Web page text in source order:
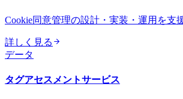
Cookie同意管理の設計・実装・運用を支
詳しく見る
データ
タグアセスメントサービス